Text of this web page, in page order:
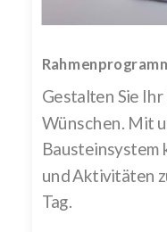
Gestalten Sie
Wünschen. Mit
Bausteinsystem
und Aktivitäten
Tag.